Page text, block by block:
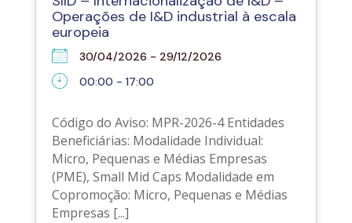
Operações de I&D industrial à escala
europeia
30/04/2026 - 29/12/2026
00:00 - 17:00
Código do Aviso: MPR-2026-4 Entidades
Beneficiárias: Modalidade Individual:
Micro, Pequenas e Médias Empresas
(PME), Small Mid Caps Modalidade em
Copromoção: Micro, Pequenas e Médias
Empresas [...]